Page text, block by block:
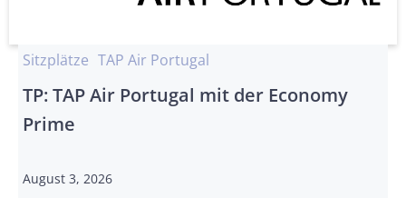
Sitzplätze TAP Air Portugal
TP: TAP Air Portugal mit der Economy
Prime
August 3, 2026